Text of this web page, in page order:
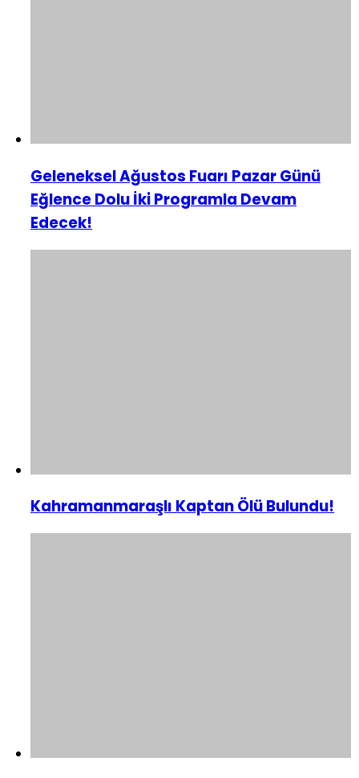
Geleneksel Ağustos Fuarı Pazar Günü
Eğlence Dolu İki Programla Devam
Edecek!
Kahramanmaraşlı Kaptan Ölü Bulundu!